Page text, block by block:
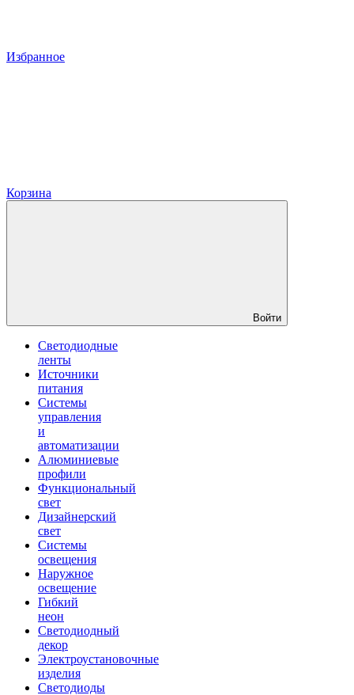
Избранное
Корзина
Войти
Светодиодные
ленты
Источники
питания
Системы
управления
и
автоматизации
Алюминиевые
профили
Функциональный
свет
Дизайнерский
свет
Системы
освещения
Наружное
освещение
Гибкий
неон
Светодиодный
декор
Электроустановочные
изделия
Светодиоды